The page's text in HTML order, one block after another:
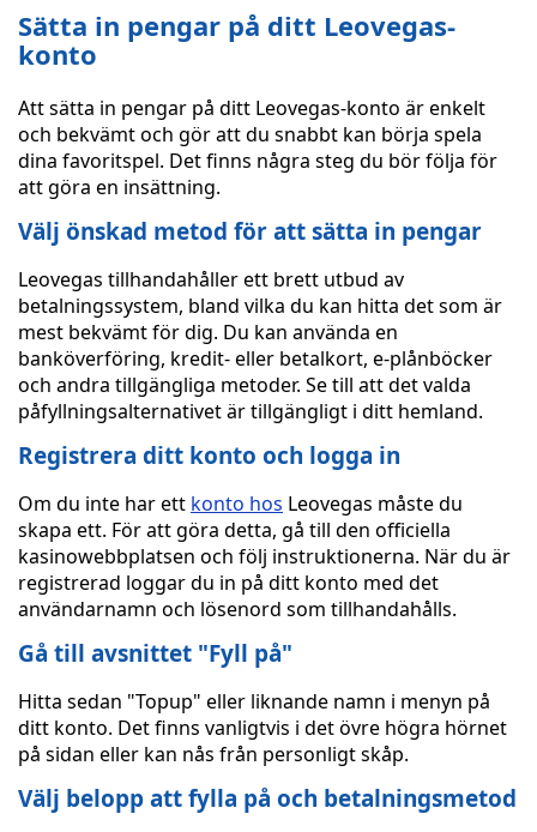
Sätta in pengar på ditt Leovegas-
konto
Att sätta in pengar på ditt Leovegas-konto är enkelt
och bekvämt och gör att du snabbt kan börja spela
dina favoritspel. Det finns några steg du bör följa för
att göra en insättning.
Välj önskad metod för att sätta in pengar
Leovegas tillhandahåller ett brett utbud av
betalningssystem, bland vilka du kan hitta det som är
mest bekvämt för dig. Du kan använda en
banköverföring, kredit- eller betalkort, e-plånböcker
och andra tillgängliga metoder. Se till att det valda
påfyllningsalternativet är tillgängligt i ditt hemland.
Registrera ditt konto och logga in
Om du inte har ett konto hos Leovegas måste du
skapa ett. För att göra detta, gå till den officiella
kasinowebbplatsen och följ instruktionerna. När du är
registrerad loggar du in på ditt konto med det
användarnamn och lösenord som tillhandahålls.
Gå till avsnittet "Fyll på"
Hitta sedan "Topup" eller liknande namn i menyn på
ditt konto. Det finns vanligtvis i det övre högra hörnet
på sidan eller kan nås från personligt skåp.
Välj belopp att fylla på och betalningsmetod